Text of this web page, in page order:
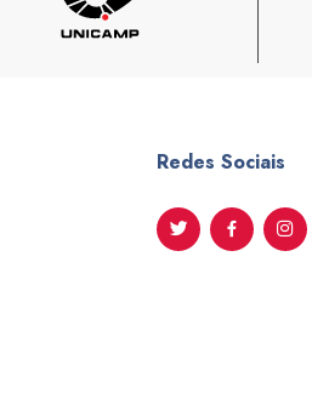
Redes Sociais